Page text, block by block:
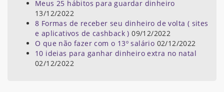
Meus 25 hábitos para guardar dinheiro
13/12/2022
8 Formas de receber seu dinheiro de volta ( sites
e aplicativos de cashback ) 09/12/2022
O que não fazer com o 13º salário 02/12/2022
10 ideias para ganhar dinheiro extra no natal
02/12/2022